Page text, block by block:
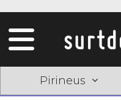
Pirineus